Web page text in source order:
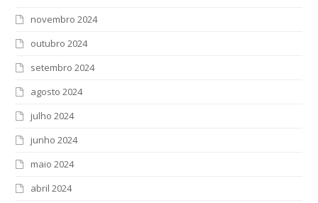
novembro 2024
outubro 2024
setembro 2024
agosto 2024
julho 2024
junho 2024
maio 2024
abril 2024